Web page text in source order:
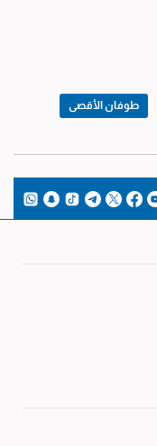
طوفان الأقصى